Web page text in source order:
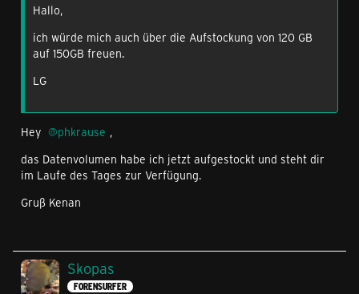
Hallo,
ich würde mich auch über die Aufstockung von 120 GB
auf 150GB freuen.
LG
Hey phkrause ,
das Datenvolumen habe ich jetzt aufgestockt und steht dir
im Laufe des Tages zur Verfügung.
Gruß Kenan
Skopas
FORENSURFER